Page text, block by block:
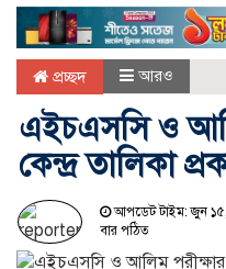
প্রচ্ছদ আরও
এইচএসসি ও
কেন্দ্র তালিকা
আপডেট টাইম: জুন ১৫,
বার পঠিত